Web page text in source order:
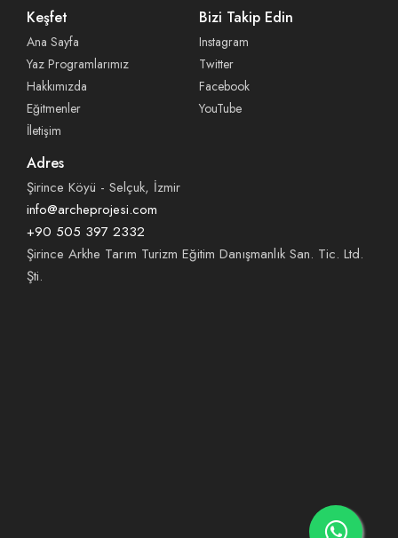
Keşfet
Ana Sayfa
Yaz Programlarımız
Hakkımızda
Eğitmenler
İletişim
Bizi Takip Edin
Instagram
Twitter
Facebook
YouTube
Adres
Şirince Köyü - Selçuk, İzmir
info@archeprojesi.com
+90 505 397 2332
Şirince Arkhe Tarım Turizm Eğitim Danışmanlık San. Tic. Ltd.
Şti.